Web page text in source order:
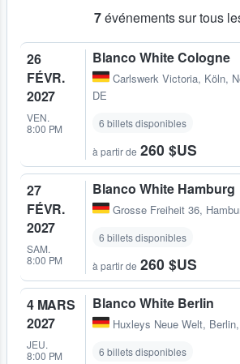
7événements sur tous
26
FÉVR.
2027
VEN.
8:00 PM
Blanco White Cologne
Carlswerk Victoria, Köln,
DE
6 billets disponibles
à partir de 260 $US
27
FÉVR.
2027
SAM.
8:00 PM
Blanco White Hamburg
Grosse Freiheit 36,
6 billets disponibles
à partir de 260 $US
4 MARS
2027
JEU.
8:00 PM
Blanco White Berlin
Huxleys Neue Welt,
6 billets disponibles